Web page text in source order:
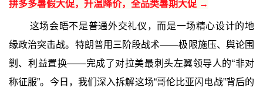
拼多多暑假大促，升温降价，全品类暑期大促 →
这场会晤不是普通外交礼仪，而是一场精心设计的地
缘政治突击战。特朗普用三阶段战术——极限施压、舆论围
剿、利益置换——完成了对拉美最刺头左翼领导人的“非对
称征服”。今日，我们深入拆解这场“哥伦比亚闪电战”背后的